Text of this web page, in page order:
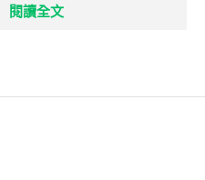
閱讀全文